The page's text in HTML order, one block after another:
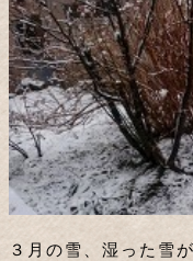
３月の雪、湿った雪